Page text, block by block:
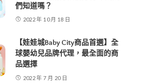
們知道嗎？
2022 年 10 月 18 日
【娃娃城Baby City商品首選】全
球嬰幼兒品牌代理，最全面的商
品選擇
2022 年 7 月 20 日